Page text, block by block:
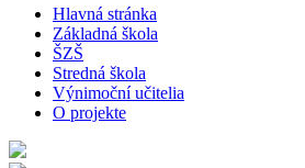
Hlavná stránka
Základná škola
ŠZŠ
Stredná škola
Výnimoční učitelia
O projekte